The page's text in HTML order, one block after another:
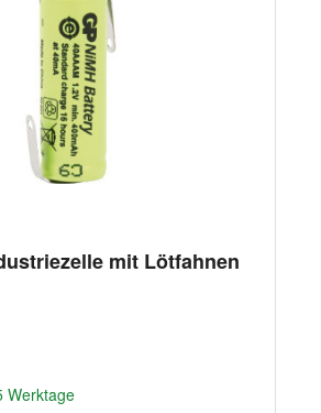
mit Lötfahnen
Werktage